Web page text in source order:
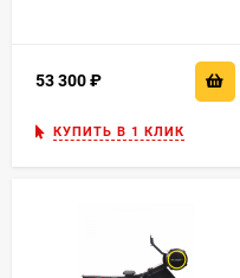
53 300
КУПИТЬ В 1 КЛИК